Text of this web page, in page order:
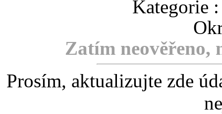
Kategorie
Zatím
Prosím, aktualizujte zde